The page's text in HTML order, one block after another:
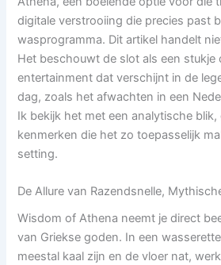
digitale verstrooiing die precies past
wasprogramma. Dit artikel handelt
Het beschouwt de slot als een stukje
entertainment dat verschijnt in de
dag, zoals het afwachten in een
Ik bekijk het met een analytische
kenmerken die het zo toepasselijk
setting.
De Allure van Razendsnelle,
Wisdom of Athena neemt je direct
van Griekse goden. In een
meestal kaal zijn en de vloer nat,